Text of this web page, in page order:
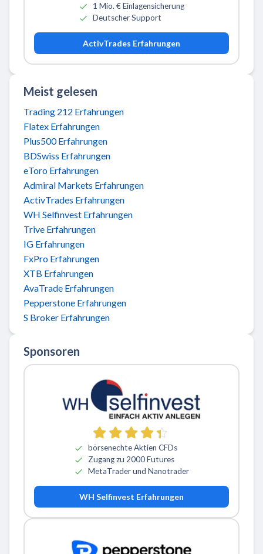
1 Mio. € Einlagensicherung
Deutscher Support
ActivTrades Erfahrungen
Meist gelesen
Trading 212 Erfahrungen
Flatex Erfahrungen
Plus500 Erfahrungen
BDSwiss Erfahrungen
eToro Erfahrungen
Admiral Markets Erfahrungen
ActivTrades Erfahrungen
WH Selfinvest Erfahrungen
Trive Erfahrungen
IG Erfahrungen
FxPro Erfahrungen
XTB Erfahrungen
AvaTrade Erfahrungen
Pepperstone Erfahrungen
S Broker Erfahrungen
Sponsoren
börsenechte Aktien CFDs
Zugang zu 2000 Futures
MetaTrader und Nanotrader
WH Selfinvest Erfahrungen